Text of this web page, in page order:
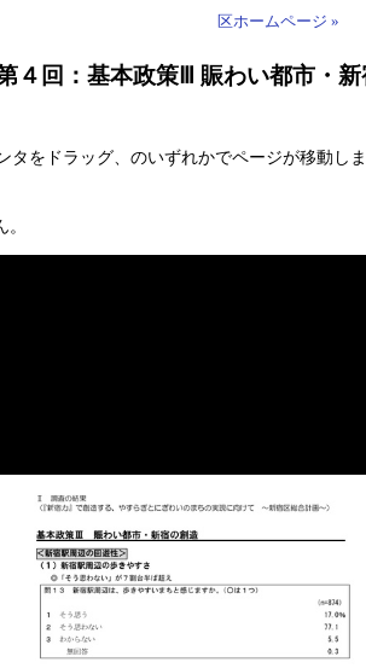
区ホームページ »
回：基本政策Ⅲ 賑わい都市・
をドラッグ、のいずれかでページが移動しま